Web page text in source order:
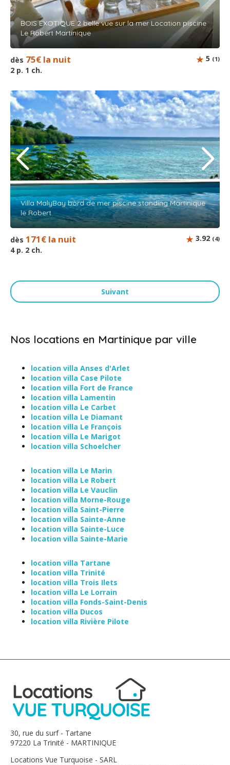
BOIS EXOTIQUE 2 belle vue sur la mer Location piscine
Le Robert Martinique
dès 75€ la nuit
2 p. 1 ch.
5 (1)
Villa MalyBay bord de mer piscine standing Martinique
le Robert
dès 171€ la nuit
4 p. 2 ch.
3.92 (4)
Suivant
Nos locations en Martinique par ville
location villa Anses d'Arlet
location villa Case Pilote
location villa Fort de France
location villa Lamentin
location villa Le Carbet
location villa Le Diamant
location villa Le François
location villa Le Marigot
location villa Schoelcher
location villa Le Marin
location villa Le Robert
location villa Le Vauclin
location villa Morne-Rouge
location villa Saint-Pierre
location villa Sainte-Anne
location villa Sainte-Luce
location villa Sainte-Marie
location villa Tartane
location villa Trinité
location villa Trois Ilets
location villa Le Lorrain
location villa Fonds-Saint-Denis
location villa Ducos
location villa Rivière Pilote
30, rue du surf - Tartane
97220 La Trinité - MARTINIQUE
Locations Vue Turquoise - SARL